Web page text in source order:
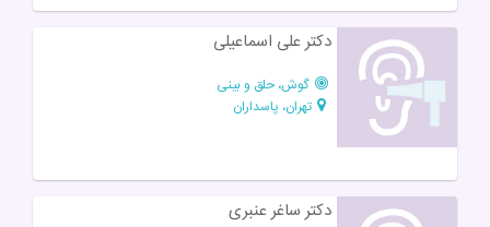
دکتر علی اسماعیلی
گوش، حلق و بینی
تهران، پاسداران
دکتر ساغر عنبری